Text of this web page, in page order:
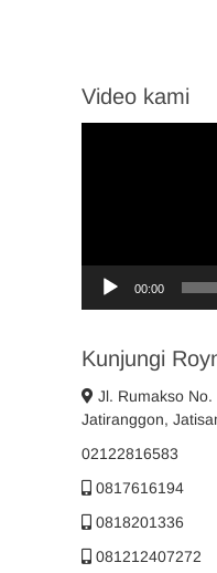
Video kami
00:00
Kunjungi
Jl. Rumakso
Jatiranggon,
02122816583
0817616194
0818201336
081212407272